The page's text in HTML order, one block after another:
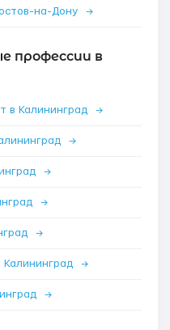
на-Дону →
профессии в
в Калининград →
→
→
→
→
→
→